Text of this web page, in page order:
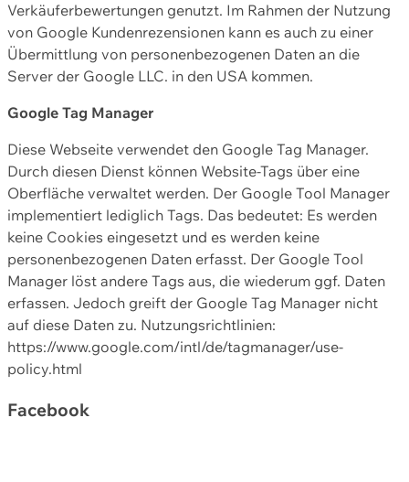
Verkäuferbewertungen genutzt. Im Rahmen der Nutzung
von Google Kundenrezensionen kann es auch zu einer
Übermittlung von personenbezogenen Daten an die
Server der Google LLC. in den USA kommen.
Google Tag Manager
Diese Webseite verwendet den Google Tag Manager.
Durch diesen Dienst können Website-Tags über eine
Oberfläche verwaltet werden. Der Google Tool Manager
implementiert lediglich Tags. Das bedeutet: Es werden
keine Cookies eingesetzt und es werden keine
personenbezogenen Daten erfasst. Der Google Tool
Manager löst andere Tags aus, die wiederum ggf. Daten
erfassen. Jedoch greift der Google Tag Manager nicht
auf diese Daten zu. Nutzungsrichtlinien:
https://www.google.com/intl/de/tagmanager/use-
policy.html
Facebook